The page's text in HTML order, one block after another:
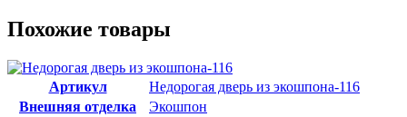
Похожие товары
Артикул
Недорогая дверь из экошпона-116
Внешняя отделка
Экошпон